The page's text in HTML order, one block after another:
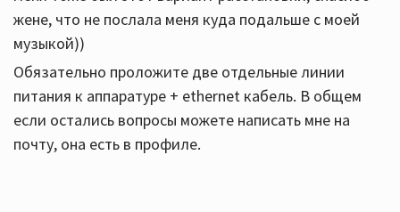
жене, что не послала меня куда подальше с моей
музыкой))
Обязательно проложите две отдельные линии
питания к аппаратуре + ethernet кабель. В общем
если остались вопросы можете написать мне на
почту, она есть в профиле.